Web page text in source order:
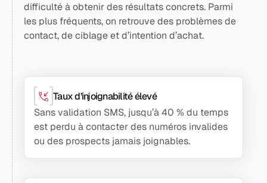
difficulté à obtenir des résultats concrets. Parmi
les plus fréquents, on retrouve des problèmes de
contact, de ciblage et d’intention d’achat.
Taux d’injoignabilité élevé
Sans validation SMS, jusqu’à 40 % du temps
est perdu à contacter des numéros invalides
ou des prospects jamais joignables.